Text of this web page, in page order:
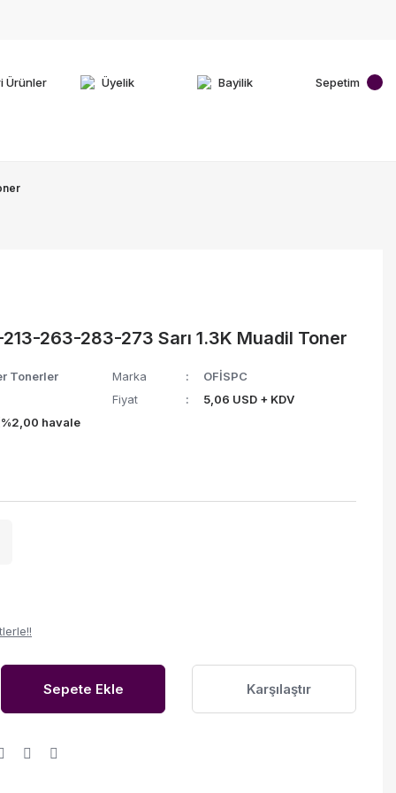
Ürünler Üyelik Bayilik Sepetim
263-283-273 Sarı 1.3K Muadil Toner
Tonerler Marka
OFİSPC
Fiyat
5,06 USD + KDV
havale
Sepete Ekle Karşılaştır